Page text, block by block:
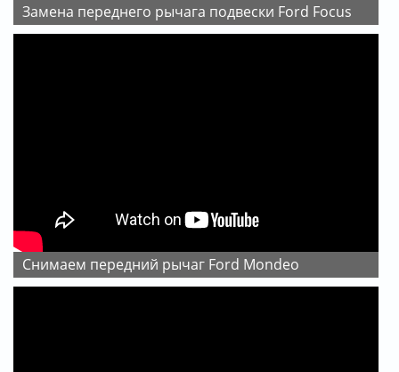
Замена переднего рычага подвески Ford Focus
Снимаем передний рычаг Ford Mondeo